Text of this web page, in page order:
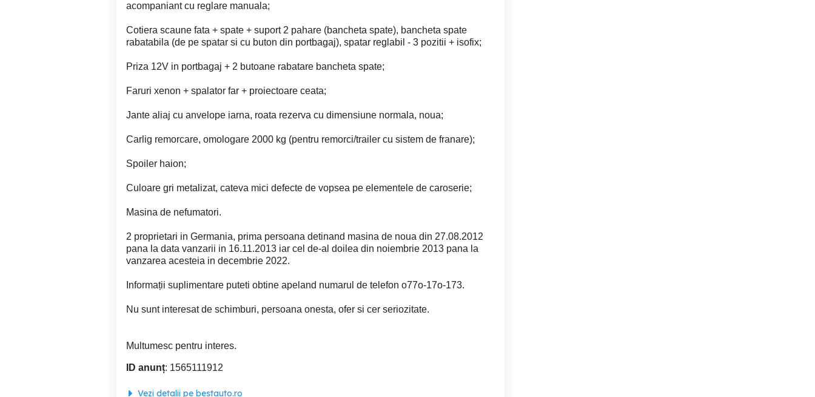
acompaniant cu reglare manuala;
Cotiera scaune fata + spate + suport 2 pahare (bancheta spate), bancheta spate
rabatabila (de pe spatar si cu buton din portbagaj), spatar reglabil - 3 pozitii + isofix;
Priza 12V in portbagaj + 2 butoane rabatare bancheta spate;
Faruri xenon + spalator far + proiectoare ceata;
Jante aliaj cu anvelope iarna, roata rezerva cu dimensiune normala, noua;
Carlig remorcare, omologare 2000 kg (pentru remorci/trailer cu sistem de franare);
Spoiler haion;
Culoare gri metalizat, cateva mici defecte de vopsea pe elementele de caroserie;
Masina de nefumatori.
2 proprietari in Germania, prima persoana detinand masina de noua din 27.08.2012
pana la data vanzarii in 16.11.2013 iar cel de-al doilea din noiembrie 2013 pana la
vanzarea acesteia in decembrie 2022.
Informații suplimentare puteti obtine apeland numarul de telefon o77o-17o-173.
Nu sunt interesat de schimburi, persoana onesta, ofer si cer seriozitate.
Multumesc pentru interes.
ID anunț: 1565111912
Vezi detalii pe bestauto.ro